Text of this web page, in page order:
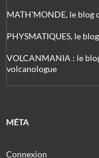
MATH'MONDE, le blog
PHYSMATIQUES, le
VOLCANMANIA : le
volcanologue
MÉTA
Connexion